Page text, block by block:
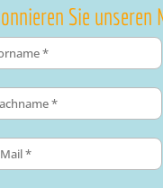
Sie unseren